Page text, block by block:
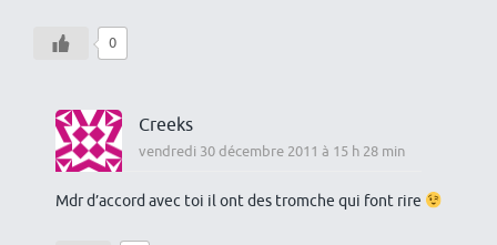
0
Creeks
vendredi 30 décembre 2011 à 15 h 28 min
Mdr d’accord avec toi il ont des tromche qui font rire